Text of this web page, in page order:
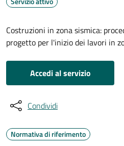
Costruzioni in zona sismica:
progetto per l'inizio dei lavori in
Accedi al servizio
Condividi
Normativa di riferimento